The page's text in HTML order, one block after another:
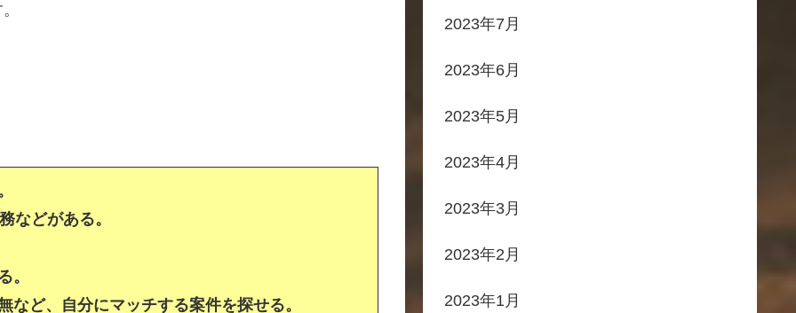
どがある。
。
ど、自分にマッチする案件を探せる。
2023年7月
2023年6月
2023年5月
2023年4月
2023年3月
2023年2月
2023年1月